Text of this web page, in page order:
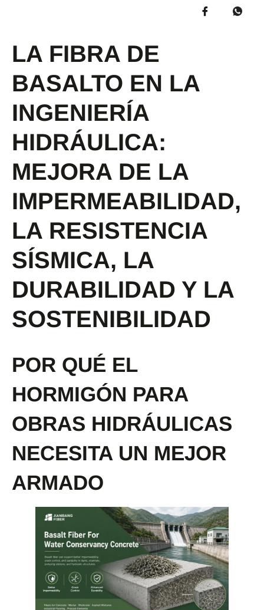
LA FIBRA DE
BASALTO EN LA
INGENIERÍA
HIDRÁULICA:
MEJORA DE LA
IMPERMEABILIDAD,
LA RESISTENCIA
SÍSMICA, LA
DURABILIDAD Y LA
SOSTENIBILIDAD
POR QUÉ EL
HORMIGÓN PARA
OBRAS HIDRÁULICAS
NECESITA UN MEJOR
ARMADO